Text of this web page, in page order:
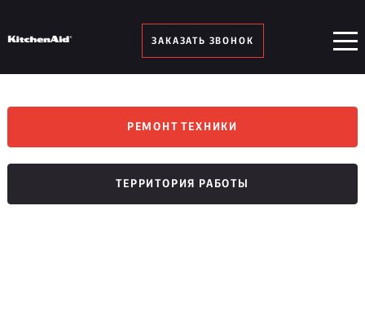
ЗАКАЗАТЬ ЗВОНОК
РЕМОНТ ТЕХНИКИ
ТЕРРИТОРИЯ РАБОТЫ